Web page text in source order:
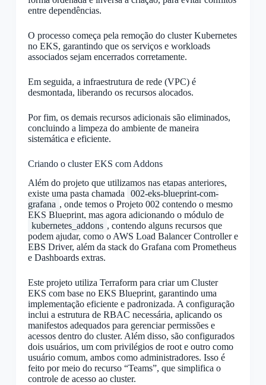
entre dependências.
O processo começa pela remoção do cluster Kubernetes
no EKS, garantindo que os serviços e workloads
associados sejam encerrados corretamente.
Em seguida, a infraestrutura de rede (VPC) é
desmontada, liberando os recursos alocados.
Por fim, os demais recursos adicionais são eliminados,
concluindo a limpeza do ambiente de maneira
sistemática e eficiente.
Criando o cluster EKS com Addons
Além do projeto que utilizamos nas etapas anteriores,
existe uma pasta chamada 002-eks-blueprint-com-
grafana , onde temos o Projeto 002 contendo o mesmo
EKS Blueprint, mas agora adicionando o módulo de
kubernetes_addons , contendo alguns recursos que
podem ajudar, como o AWS Load Balancer Controller e
EBS Driver, além da stack do Grafana com Prometheus
e Dashboards extras.
Este projeto utiliza Terraform para criar um Cluster
EKS com base no EKS Blueprint, garantindo uma
implementação eficiente e padronizada. A configuração
inclui a estrutura de RBAC necessária, aplicando os
manifestos adequados para gerenciar permissões e
acessos dentro do cluster. Além disso, são configurados
dois usuários, um com privilégios de root e outro como
usuário comum, ambos como administradores. Isso é
feito por meio do recurso “Teams”, que simplifica o
controle de acesso ao cluster.